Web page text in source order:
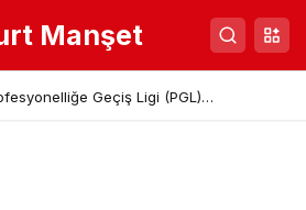
Manşet
Geçiş Ligi (PGL)